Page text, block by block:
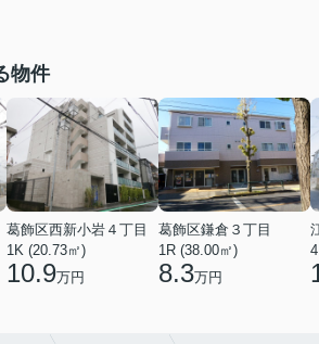
物件
葛飾区西新小岩４丁目
1K (20.73㎡)
10.9万円
葛飾区鎌倉３丁目
1R (38.00㎡)
8.3万円